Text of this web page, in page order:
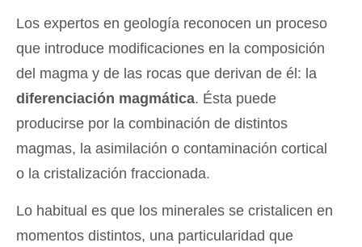
Los expertos en geología reconocen un proceso
que introduce modificaciones en la composición
del magma y de las rocas que derivan de él: la
diferenciación magmática. Ésta puede
producirse por la combinación de distintos
magmas, la asimilación o contaminación cortical
o la cristalización fraccionada.
Lo habitual es que los minerales se cristalicen en
momentos distintos, una particularidad que